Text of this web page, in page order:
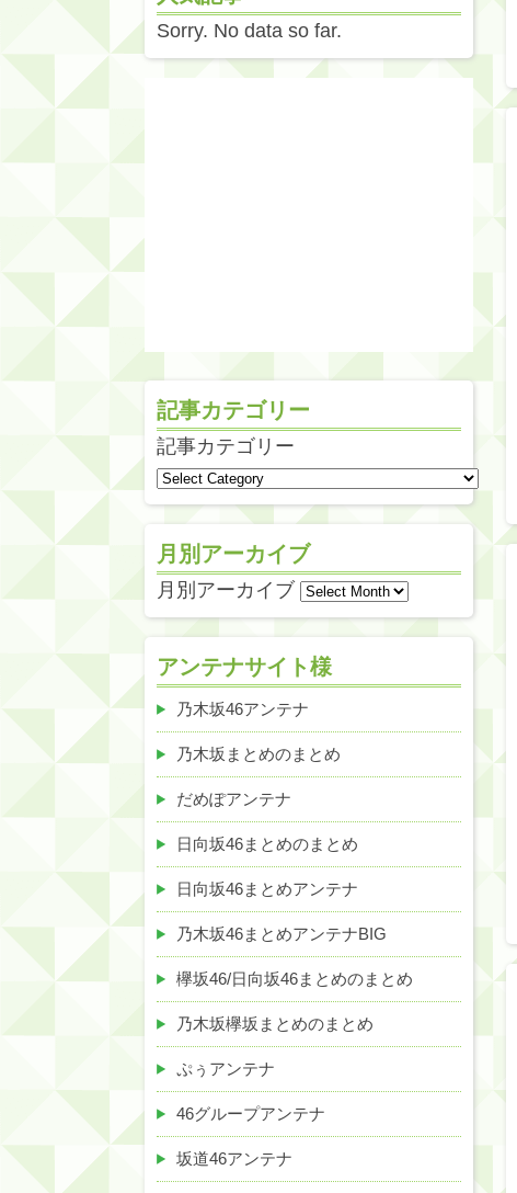
Sorry. No data so far.
記事カテゴリー
記事カテゴリー
月別アーカイブ
月別アーカイブ
アンテナサイト様
乃木坂46アンテナ
乃木坂まとめのまとめ
だめぽアンテナ
日向坂46まとめのまとめ
日向坂46まとめアンテナ
乃木坂46まとめアンテナBIG
欅坂46/日向坂46まとめのまとめ
乃木坂欅坂まとめのまとめ
ぷぅアンテナ
46グループアンテナ
坂道46アンテナ